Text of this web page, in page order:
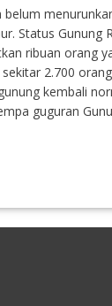
Status Gunung
ribuan orang
2.700
kembali
guguran